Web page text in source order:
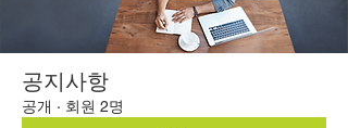
공지사항
공개 · 회원 2명